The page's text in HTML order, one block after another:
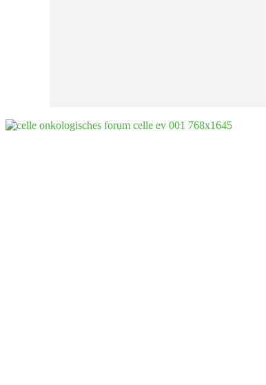
Onkologisches Forum